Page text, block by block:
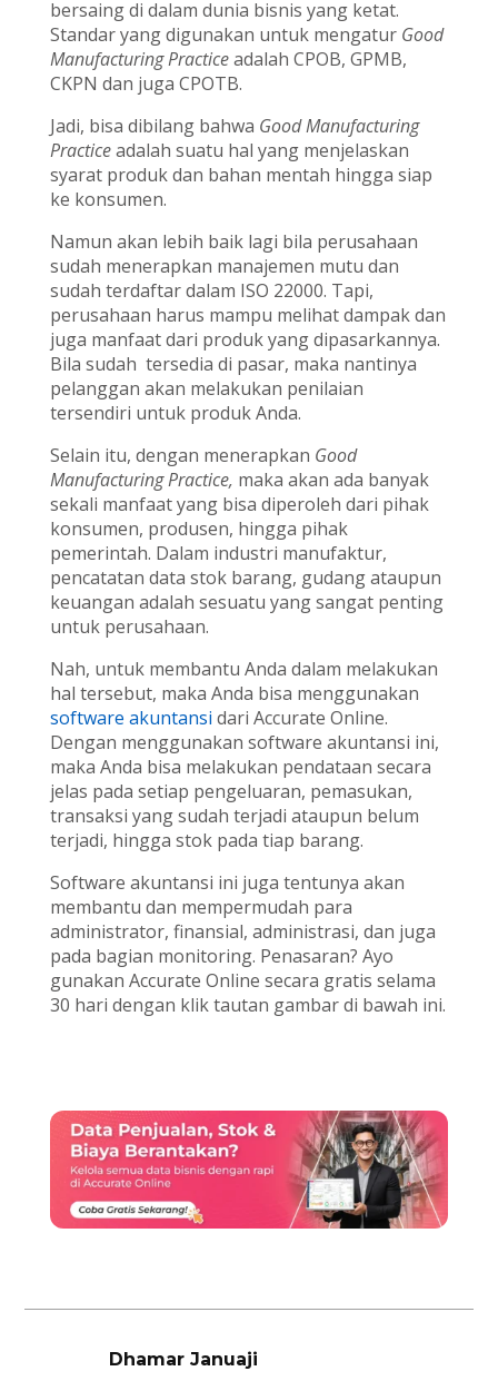
bersaing di dalam dunia bisnis yang ketat.
Standar yang digunakan untuk mengatur Good
Manufacturing Practiceadalah CPOB, GPMB,
CKPN dan juga CPOTB.
Jadi, bisa dibilang bahwa Good Manufacturing
Practiceadalah suatu hal yang menjelaskan
syarat produk dan bahan mentah hingga siap
ke konsumen.
Namun akan lebih baik lagi bila perusahaan
sudah menerapkan manajemen mutu dan
sudah terdaftar dalam ISO 22000. Tapi,
perusahaan harus mampu melihat dampak dan
juga manfaat dari produk yang dipasarkannya.
Bila sudah tersedia di pasar, maka nantinya
pelanggan akan melakukan penilaian
tersendiri untuk produk Anda.
Selain itu, dengan menerapkan Good
Manufacturing Practice, maka akan ada banyak
sekali manfaat yang bisa diperoleh dari pihak
konsumen, produsen, hingga pihak
pemerintah. Dalam industri manufaktur,
pencatatan data stok barang, gudang ataupun
keuangan adalah sesuatu yang sangat penting
untuk perusahaan.
Nah, untuk membantu Anda dalam melakukan
hal tersebut, maka Anda bisa menggunakan
software akuntansi dari Accurate Online.
Dengan menggunakan software akuntansi ini,
maka Anda bisa melakukan pendataan secara
jelas pada setiap pengeluaran, pemasukan,
transaksi yang sudah terjadi ataupun belum
terjadi, hingga stok pada tiap barang.
Software akuntansi ini juga tentunya akan
membantu dan mempermudah para
administrator, finansial, administrasi, dan juga
pada bagian monitoring. Penasaran? Ayo
gunakan Accurate Online secara gratis selama
30 hari dengan klik tautan gambar di bawah ini.
Dhamar Januaji